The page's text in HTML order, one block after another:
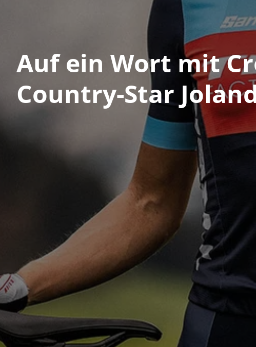
Auf ein Wort mit
Country-Star